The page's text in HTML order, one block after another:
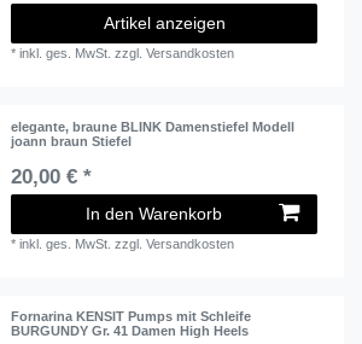
Artikel anzeigen
*inkl. ges. MwSt. zzgl.Versandkosten
elegante, braune BLINK Damenstiefel Modell
joann braun Stiefel
20,00 € *
In den Warenkorb
*inkl. ges. MwSt. zzgl.Versandkosten
Fornarina KENSIT Pumps mit Schleife
BURGUNDY Gr. 41 Damen High Heels